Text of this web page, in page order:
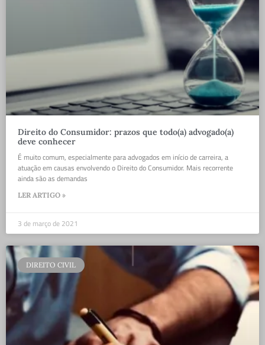
Direito do Consumidor: prazos que todo(a) advogado(a)
deve conhecer
É muito comum, especialmente para advogados em início de carreira, a
atuação em causas envolvendo o Direito do Consumidor. Mais recorrente
ainda são as demandas
LER ARTIGO »
3 de março de 2021
DIREITO CIVIL